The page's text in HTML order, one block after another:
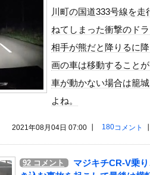
ド1位ｗｗｗｗｗｗ
ップボディをお楽しみしまくりたいよな！
たら野生の炊飯器で草 ほか
人の彼女』17話感想 須藤育登場！ストイッ
おっぱいポロリ動画、何故か叩かれる・・・
、ついに発表される
ケンカを売った結果ｗｗｗ」 ほか
ランド、一時は飛ぶ鳥を落とす勢いだったが
川町の国道333号線を
ねてしまった衝撃のド
相手が熊だと降りるに
画の車は移動すること
車が動かない場合は籠
よね。
180コメント
2021年08月04日 07:00 ┃
92 コメント
マジキチCR-V乗